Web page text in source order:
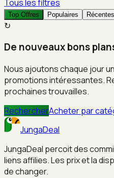
Tous les filtres
Top Offres Populaires Récentes
↻
De nouveaux bons
Nous ajoutons chaque jour
promotions intéressantes.
prochaines trouvailles.
RechercherAcheter par
JungaDeal
JungaDeal percoit des
liens affilies. Les prix et la
de changer.